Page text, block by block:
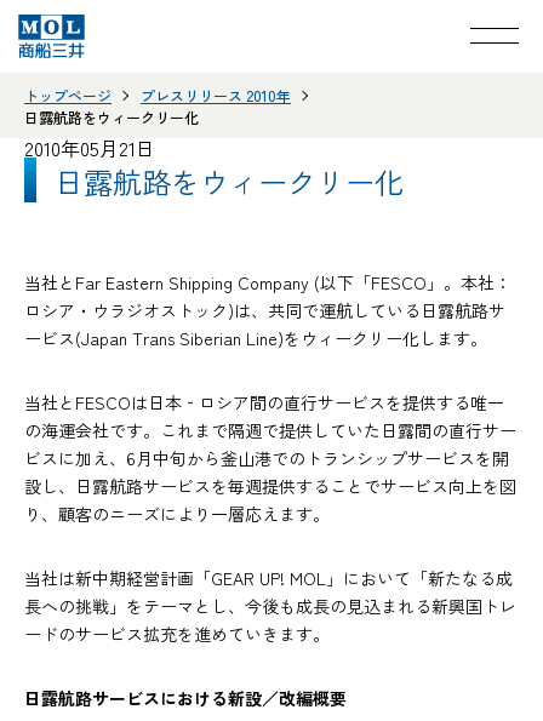
トップページ
プレスリリース 2010年
日露航路をウィークリー化
2010年05月21日
日露航路をウィークリー化
当社とFar Eastern Shipping Company (以下「FESCO」。本社：
ロシア・ウラジオストック)は、共同で運航している日露航路サ
ービス(Japan Trans Siberian Line)をウィークリー化します。
当社とFESCOは日本‐ロシア間の直行サービスを提供する唯一
の海運会社です。これまで隔週で提供していた日露間の直行サー
ビスに加え、6月中旬から釜山港でのトランシップサービスを開
設し、日露航路サービスを毎週提供することでサービス向上を図
り、顧客のニーズにより一層応えます。
当社は新中期経営計画「GEAR UP! MOL」において「新たなる成
長への挑戦」をテーマとし、今後も成長の見込まれる新興国トレ
ードのサービス拡充を進めていきます。
日露航路サービスにおける新設／改編概要